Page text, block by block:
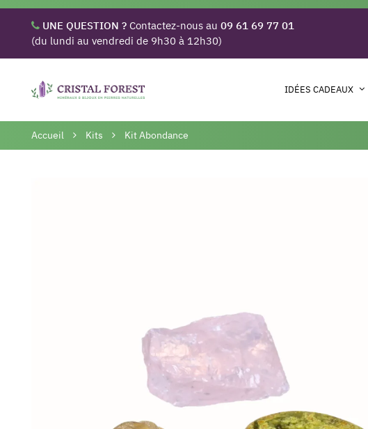
UNE QUESTION ? Contactez-nous au 09 61 69 77 01
(du lundi au vendredi de 9h30 à 12h30)
IDÉES CADEAUX
Accueil Kits Kit Abondance